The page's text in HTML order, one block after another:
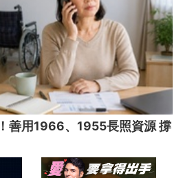
善用1966、1955長照資源 撐